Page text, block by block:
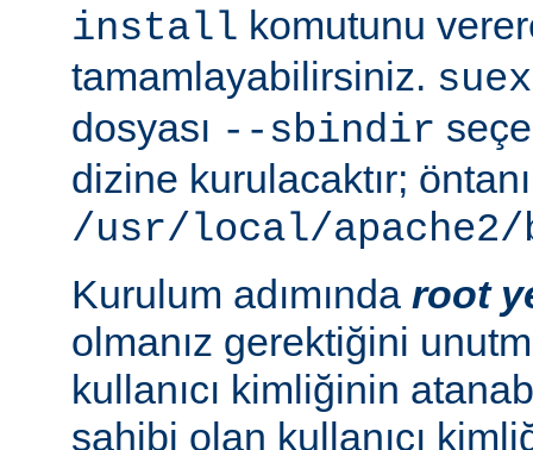
install komutunu
tamamlayabilirsiniz.
dosyası --sbindir
dizine kurulacaktır;
/usr/local/
Kurulum adımında root
olmanız gerektiğini
kullanıcı kimliğinin
sahibi olan kullanıcı